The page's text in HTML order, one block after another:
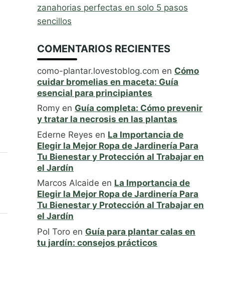
zanahorias perfectas en solo 5 pasos
sencillos
COMENTARIOS RECIENTES
como-plantar.lovestoblog.com en Cómo
cuidar bromelias en maceta: Guía
esencial para principiantes
Romy en Guía completa: Cómo prevenir
y tratar la necrosis en las plantas
Ederne Reyes en La Importancia de
Elegir la Mejor Ropa de Jardinería Para
Tu Bienestar y Protección al Trabajar en
el Jardín
Marcos Alcaide en La Importancia de
Elegir la Mejor Ropa de Jardinería Para
Tu Bienestar y Protección al Trabajar en
el Jardín
Pol Toro en Guía para plantar calas en
tu jardín: consejos prácticos